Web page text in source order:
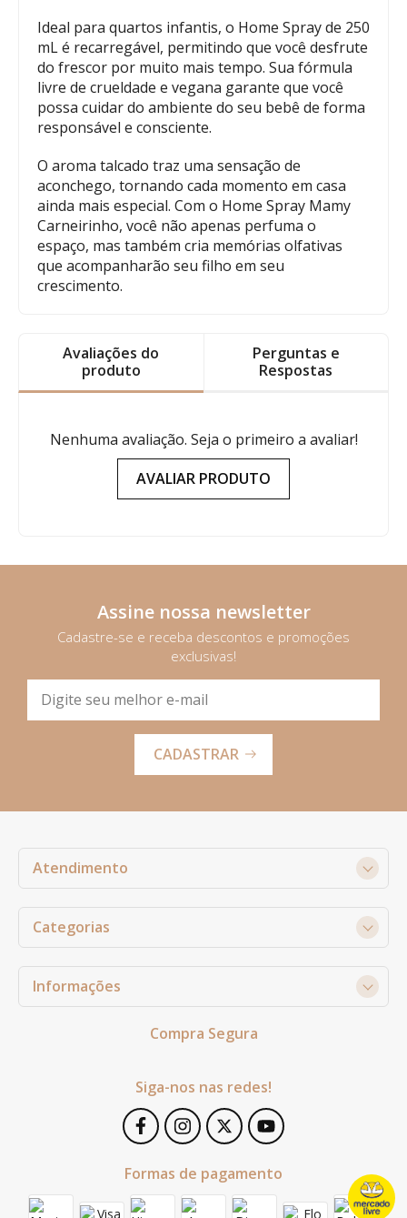
Ideal para quartos infantis, o Home Spray de 250
mL é recarregável, permitindo que você desfrute
do frescor por muito mais tempo. Sua fórmula
livre de crueldade e vegana garante que você
possa cuidar do ambiente do seu bebê de forma
responsável e consciente.
O aroma talcado traz uma sensação de
aconchego, tornando cada momento em casa
ainda mais especial. Com o Home Spray Mamy
Carneirinho, você não apenas perfuma o
espaço, mas também cria memórias olfativas
que acompanharão seu filho em seu
crescimento.
Avaliações do
produto
Perguntas e
Respostas
Nenhuma avaliação. Seja o primeiro a avaliar!
AVALIAR PRODUTO
Assine nossa newsletter
Cadastre-se e receba descontos e promoções
exclusivas!
CADASTRAR
Categorias
Informações
Compra Segura
Atendimento
Siga-nos nas redes!
Formas de pagamento